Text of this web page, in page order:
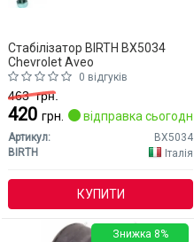
Стабілізатор BIRTH BX5034
Chevrolet Aveo
0 відгуків
463грн.
420 грн. відправка сьогодні
Артикул:
BX5034
BIRTH
Італія
КУПИТИ
Знижка 8%